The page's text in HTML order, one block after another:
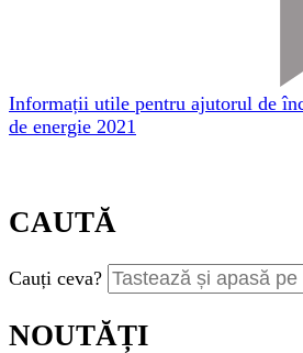
Informații utile pentru ajutorul de
de energie 2021
CAUTĂ
Cauți ceva?
NOUTĂȚI